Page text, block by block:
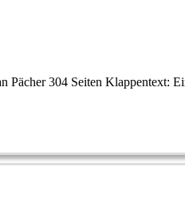
304 Seiten Klappentext: